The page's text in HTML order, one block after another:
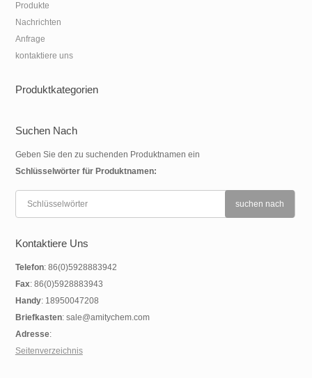
Produkte
Nachrichten
Anfrage
kontaktiere uns
Produktkategorien
Suchen Nach
Geben Sie den zu suchenden Produktnamen ein
Schlüsselwörter für Produktnamen:
Kontaktiere Uns
Telefon: 86(0)5928883942
Fax: 86(0)5928883943
Handy: 18950047208
Briefkasten: sale@amitychem.com
Adresse:
Seitenverzeichnis